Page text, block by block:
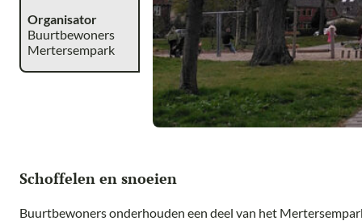
Organisator
Buurtbewoners
Mertersempark
Schoffelen en snoeien
Buurtbewoners onderhouden een deel van het